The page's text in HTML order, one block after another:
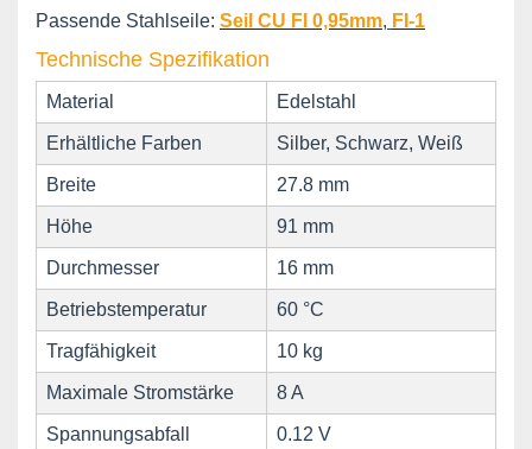
Passende Stahlseile: Seil CU FI 0,95mm, FI-1
Technische Spezifikation
Material Edelstahl
Erhältliche Farben Silber, Schwarz, Weiß
Breite 27.8 mm
Höhe 91 mm
Durchmesser 16 mm
Betriebstemperatur 60 °C
Tragfähigkeit 10 kg
Maximale Stromstärke 8 A
Spannungsabfall 0.12 V